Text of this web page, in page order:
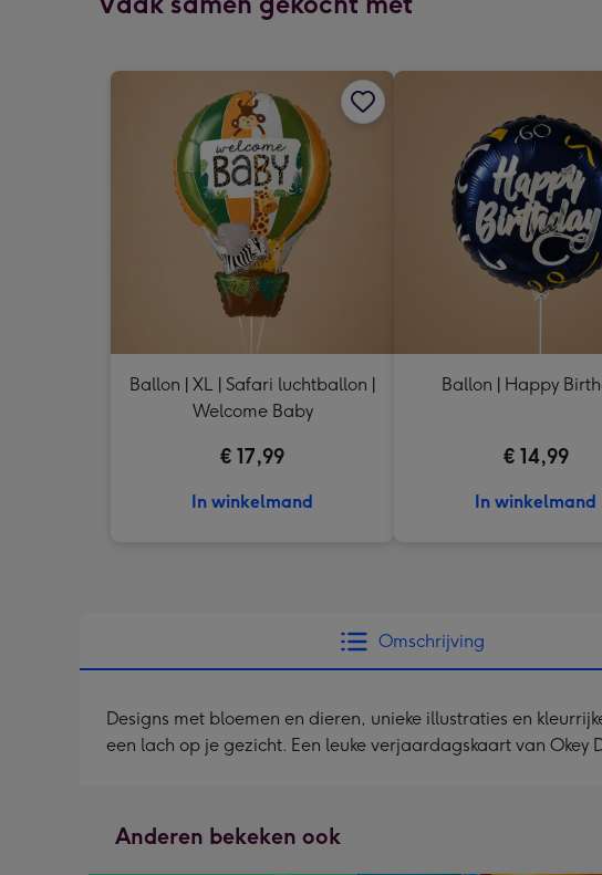
Ballon | XL | Safari luchtballon |
Welcome Baby
€ 17,99
In winkelmand
Ballon | Happy
€ 14,99
In winkelmand
Omschrijving
Designs met bloemen en dieren, unieke illustraties en
een lach op je gezicht. Een leuke verjaardagskaart van
Anderen bekeken ook